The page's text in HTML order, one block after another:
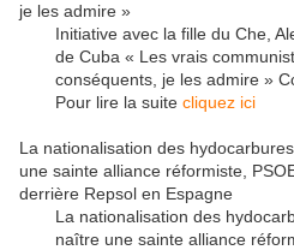
je les admire »
Initiative avec la fille du Che,
de Cuba « Les vrais
conséquents, je les admire »
Pour lire la suite cliquez ici
La nationalisation des
une sainte alliance réformiste,
derrière Repsol en Espagne
La nationalisation des
naître une sainte alliance